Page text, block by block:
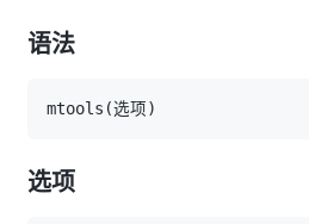
语法
mtools (选项)
选项